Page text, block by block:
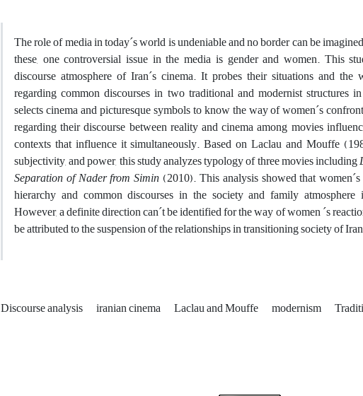
The role of media in today´s world is undeniable and no border can be
these, one controversial issue in the media is gender and women. This
discourse atmosphere of Iran´s cinema. It probes their situations and
regarding common discourses in two traditional and modernist structures
selects cinema and picturesque symbols to know the way of women´s
regarding their discourse between reality and cinema among movies
contexts that influence it simultaneously. Based on Laclau and Mouffe
subjectivity, and power, this study analyzes typology of three movies including
Separation of Nader from Simin (2010). This analysis showed that
hierarchy and common discourses in the society and family atmosphere
However, a definite direction can´t be identified for the way of women ´s
be attributed to the suspension of the relationships in transitioning society of
Discourse analysis iranian cinema Laclau and Mouffe modernism